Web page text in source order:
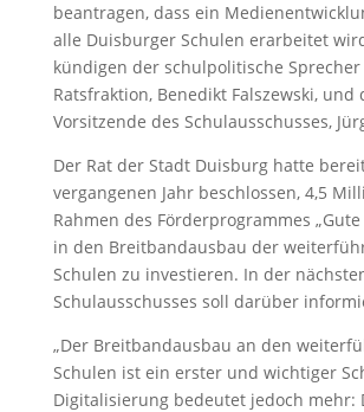
beantragen, dass ein
alle Duisburger Schulen erarbeitet
kündigen der schulpolitische Sprecher
Ratsfraktion, Benedikt Falszewski, und
Vorsitzende des Schulausschusses,
Der Rat der Stadt Duisburg hatte
vergangenen Jahr beschlossen, 4,5
Rahmen des Förderprogrammes „Gute
in den Breitbandausbau der
Schulen zu investieren. In der
Schulausschusses soll darüber
„Der Breitbandausbau an den
Schulen ist ein erster und wichtiger
Digitalisierung bedeutet jedoch mehr: